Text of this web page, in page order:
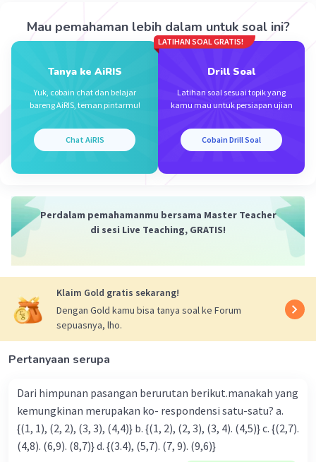
Mau pemahaman lebih dalam untuk soal ini?
Tanya ke AiRIS
Yuk, cobain chat dan belajar
bareng AiRIS, teman pintarmu!
Chat AiRIS
LATIHAN SOAL GRATIS!
Drill Soal
Latihan soal sesuai topik yang
kamu mau untuk persiapan ujian
Cobain Drill Soal
Perdalam pemahamanmu bersama Master Teacher
di sesi Live Teaching, GRATIS!
Klaim Gold gratis sekarang!
Dengan Gold kamu bisa tanya soal ke Forum
sepuasnya, lho.
Pertanyaan serupa
Dari himpunan pasangan berurutan berikut.manakah yang
kemungkinan merupakan ko- respondensi satu-satu? a.
{(1, 1), (2, 2), (3, 3), (4,4)} b. {(1, 2), (2, 3), (3, 4). (4,5)} c. {(2,7).
(4,8). (6,9). (8,7)} d. {(3.4), (5,7). (7, 9). (9,6)}